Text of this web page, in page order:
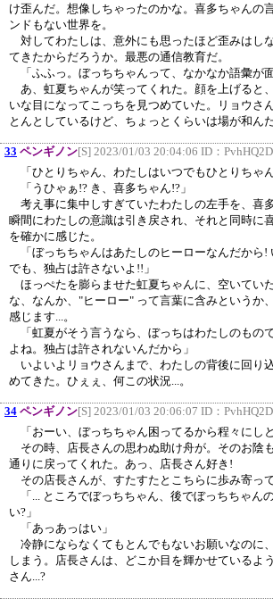
け歪んだ。想像しちゃったのかな。喜多ちゃんの
ンドもない世界を。
対してわたしは、意外にも思ったほど歪みはし
てきたからだろうか。最悪の通信教育だ。
「ふふっ。ぼっちちゃんって、なかなか語彙が面
あ、虹夏ちゃんが笑ってくれた。顔を上げると
いな目になってこっちを見つめていた。リョウさ
とんとしているけど、ちょっとくらいは場が和ん
33 ペンギノン[S] 2023/01/03 20:04:06 ID：
「ひとりちゃん、わたしはいつでもひとりちゃ
「うひゃぁ!? き、喜多ちゃん!?」
考え事に集中しすぎていたわたしの左手を、喜
瞬間にわたしの意識は引き戻され、それと同時に
を確かに感じた。
「ぼっちちゃんはあたしのヒーローなんだから!
でも、独占は許さないよ!!」
ほっぺたを膨らませた虹夏ちゃんに、空いてい
な、なんか、"ヒーロー" って言葉に含みというか
感じます...。
「虹夏がそう言うなら、ぼっちはわたしのもの
よね。独占は許されないんだから」
いよいよリョウさんまで、わたしの背後に回り
めてきた。ひぇぇ、何この状況...。
34 ペンギノン[S] 2023/01/03 20:06:07 ID：
「おーい、ぼっちちゃん困ってるから程々にしと
その時、店長さんの思わぬ助け舟が。そのお陰
通りに戻ってくれた。あっ、店長さん好き!
その店長さんが、すたすたとこちらに歩み寄っ
「... ところでぼっちちゃん、後でぼっちちゃん
い?」
「あっあっはい」
冷静にならなくてもとんでもないお願いなのに
しまう。店長さんは、どこか目を輝かせているよ
さん...?